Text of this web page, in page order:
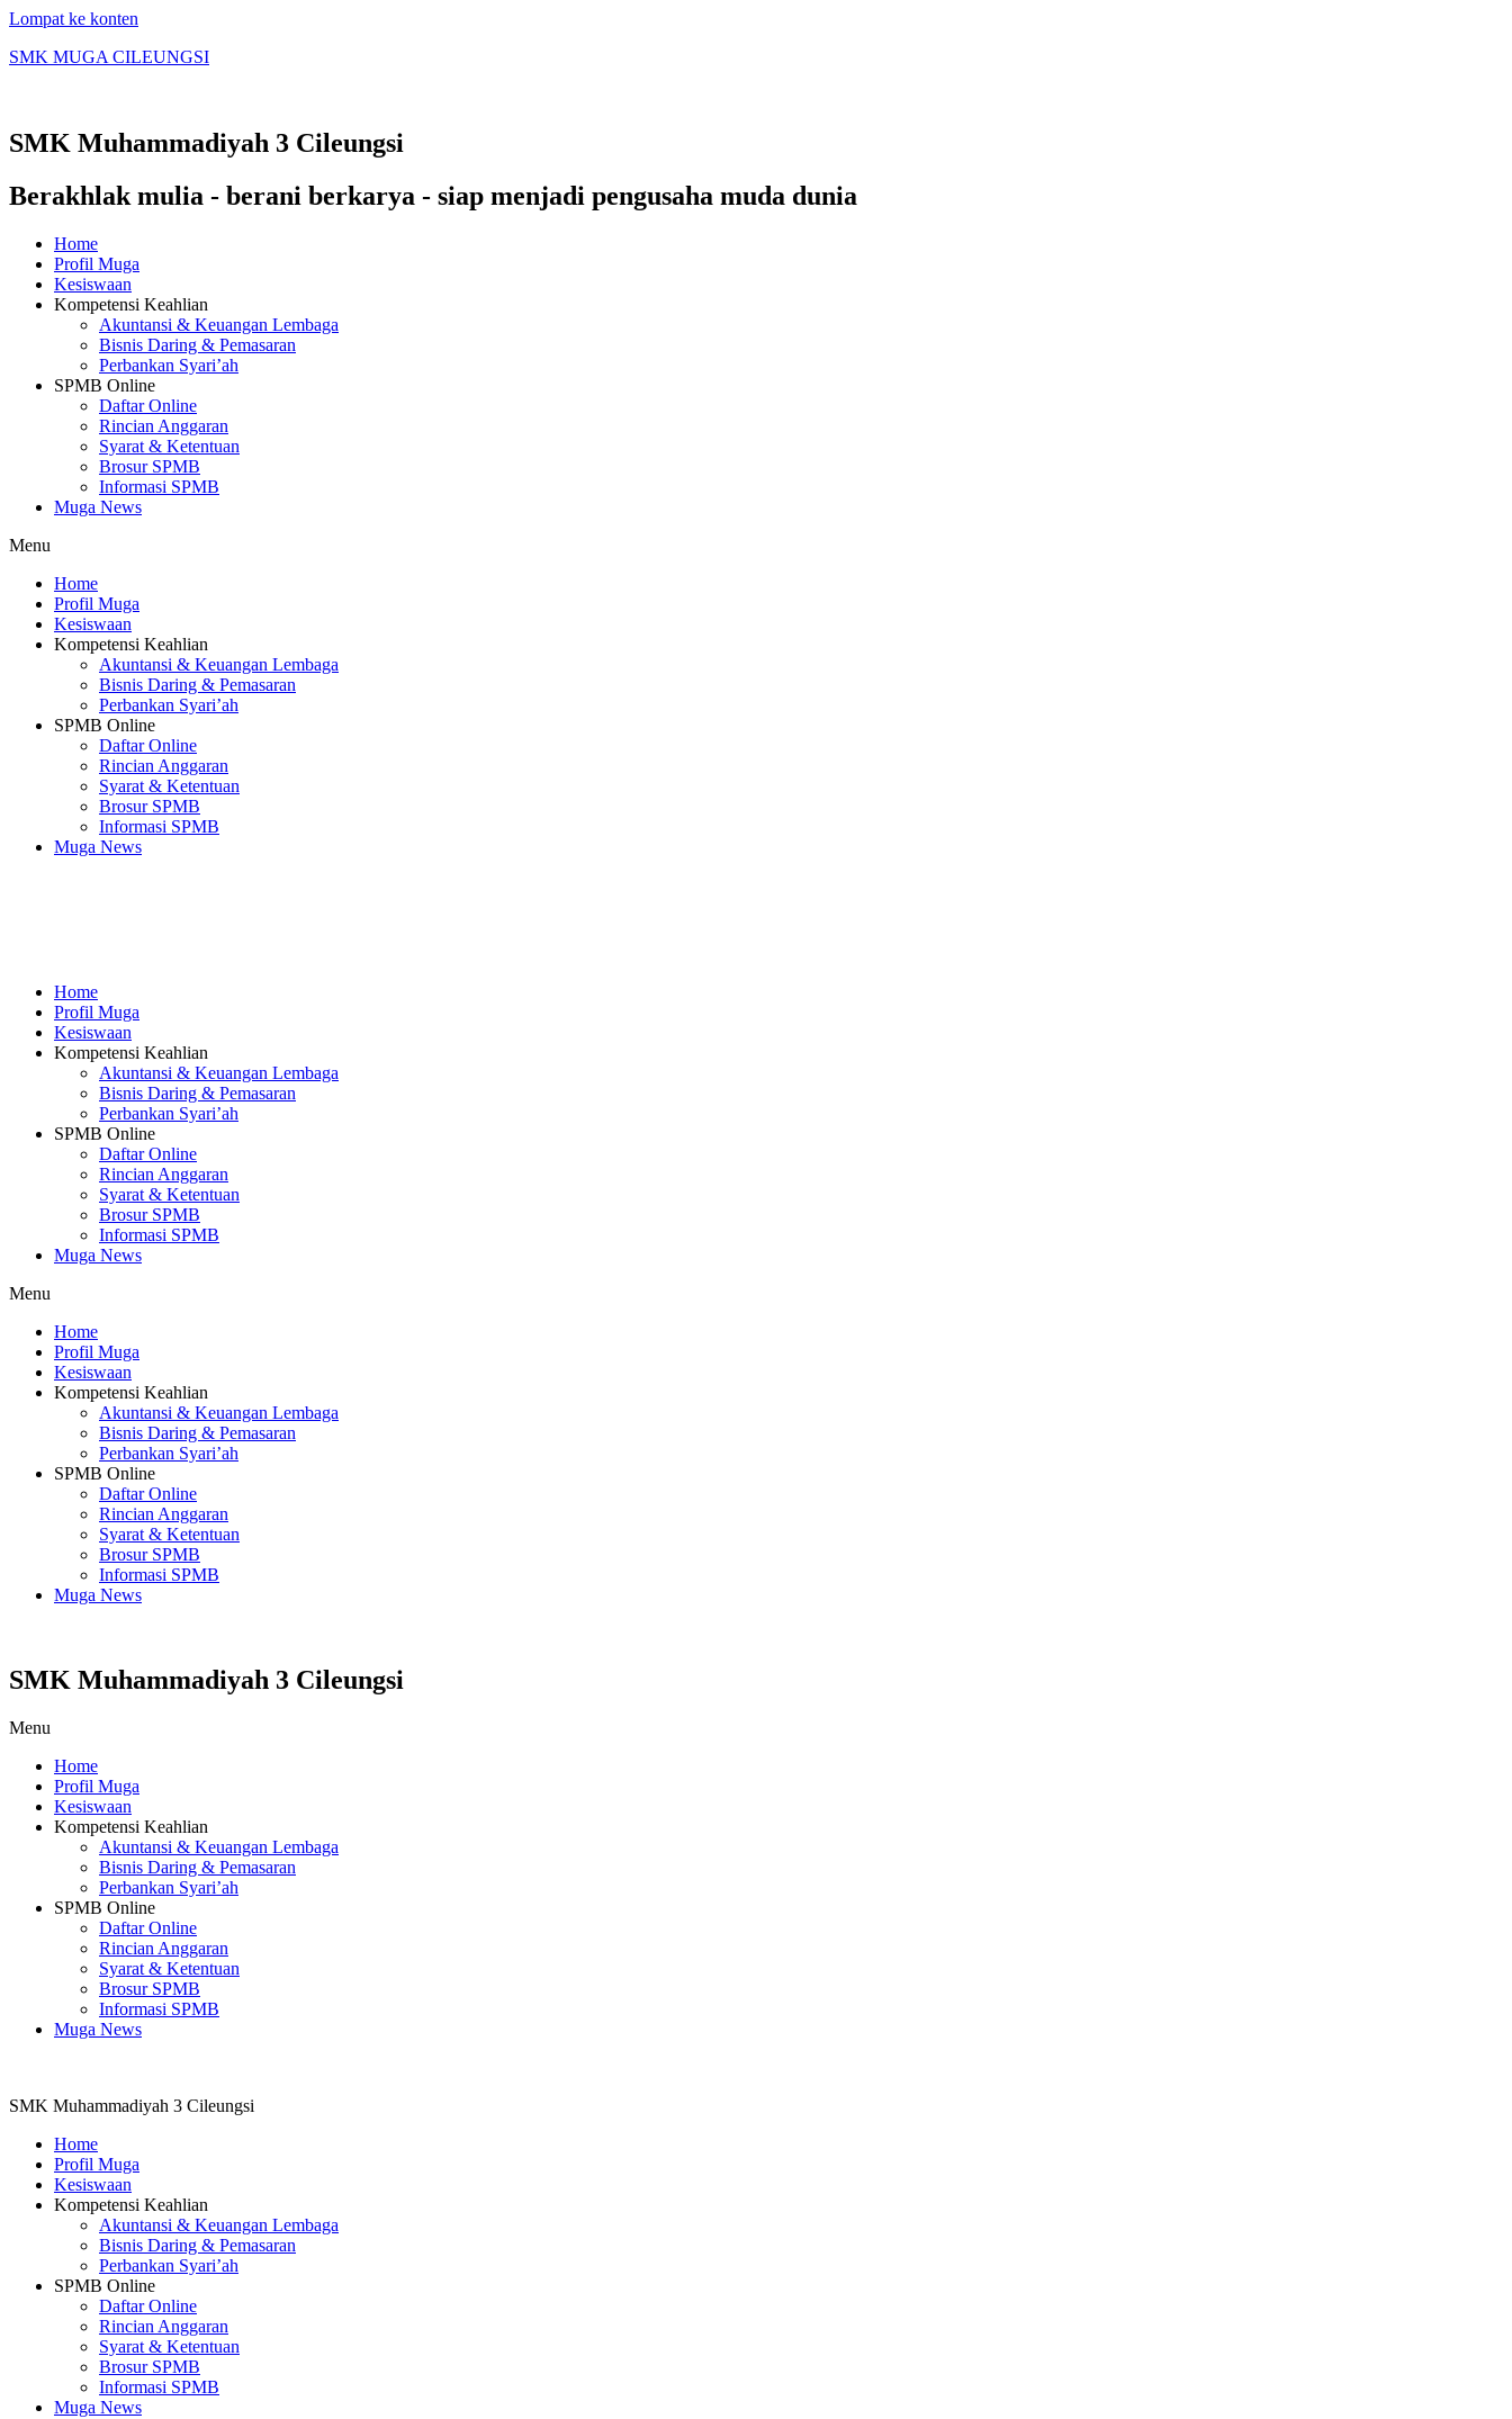
Lompat ke konten
SMK MUGA CILEUNGSI
SMK Muhammadiyah 3 Cileungsi
Berakhlak mulia - berani berkarya - siap menjadi pengusaha muda dunia
Home
Profil Muga
Kesiswaan
Kompetensi Keahlian
Akuntansi & Keuangan Lembaga
Bisnis Daring & Pemasaran
Perbankan Syari’ah
SPMB Online
Daftar Online
Rincian Anggaran
Syarat & Ketentuan
Brosur SPMB
Informasi SPMB
Muga News
Menu
Home
Profil Muga
Kesiswaan
Kompetensi Keahlian
Akuntansi & Keuangan Lembaga
Bisnis Daring & Pemasaran
Perbankan Syari’ah
SPMB Online
Daftar Online
Rincian Anggaran
Syarat & Ketentuan
Brosur SPMB
Informasi SPMB
Muga News
Home
Profil Muga
Kesiswaan
Kompetensi Keahlian
Akuntansi & Keuangan Lembaga
Bisnis Daring & Pemasaran
Perbankan Syari’ah
SPMB Online
Daftar Online
Rincian Anggaran
Syarat & Ketentuan
Brosur SPMB
Informasi SPMB
Muga News
Menu
Home
Profil Muga
Kesiswaan
Kompetensi Keahlian
Akuntansi & Keuangan Lembaga
Bisnis Daring & Pemasaran
Perbankan Syari’ah
SPMB Online
Daftar Online
Rincian Anggaran
Syarat & Ketentuan
Brosur SPMB
Informasi SPMB
Muga News
SMK Muhammadiyah 3 Cileungsi
Menu
Home
Profil Muga
Kesiswaan
Kompetensi Keahlian
Akuntansi & Keuangan Lembaga
Bisnis Daring & Pemasaran
Perbankan Syari’ah
SPMB Online
Daftar Online
Rincian Anggaran
Syarat & Ketentuan
Brosur SPMB
Informasi SPMB
Muga News
SMK Muhammadiyah 3 Cileungsi
Home
Profil Muga
Kesiswaan
Kompetensi Keahlian
Akuntansi & Keuangan Lembaga
Bisnis Daring & Pemasaran
Perbankan Syari’ah
SPMB Online
Daftar Online
Rincian Anggaran
Syarat & Ketentuan
Brosur SPMB
Informasi SPMB
Muga News